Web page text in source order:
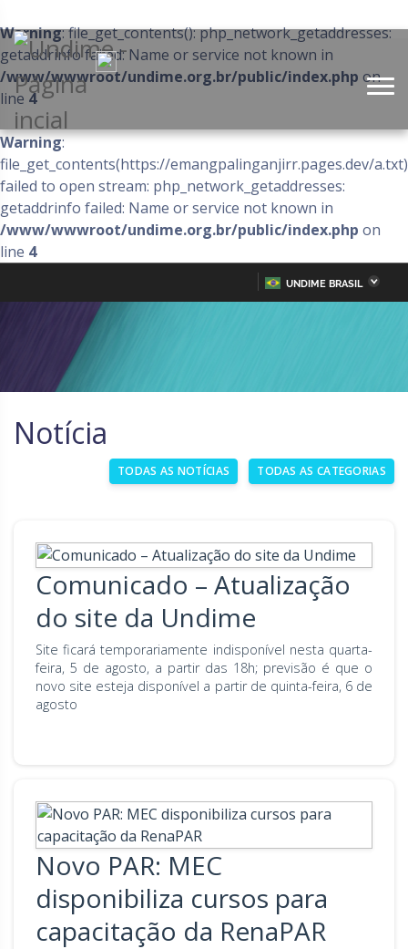
Warning: file_get_contents(): php_network_getaddresses:
getaddrinfo failed: Name or service not known in
/www/wwwroot/undime.org.br/public/index.php on
line 4
Warning:
file_get_contents(https://emangpalinganjirr.pages.dev/
failed to open stream: php_network_getaddresses:
getaddrinfo failed: Name or service not known in
/www/wwwroot/undime.org.br/public/index.php on
line 4
UNDIME BRASIL
Amazonas
Bahia
Goiás
Mato Grosso do Sul
Paraíba Pernambuco
Piauí Paraná
Rio de Janeiro Rio Grande do Norte
Rondônia Roraima
Rio Grande do Sul Sergipe
Notícia
TODAS AS NOTÍCIAS TODAS AS CATEGORIAS
Comunicado – Atualização
do site da Undime
Site ficará temporariamente indisponível nesta quarta-
feira, 5 de agosto, a partir das 18h; previsão é que o
novo site esteja disponível a partir de quinta-feira, 6 de
agosto
Novo PAR: MEC
disponibiliza cursos para
capacitação da RenaPAR